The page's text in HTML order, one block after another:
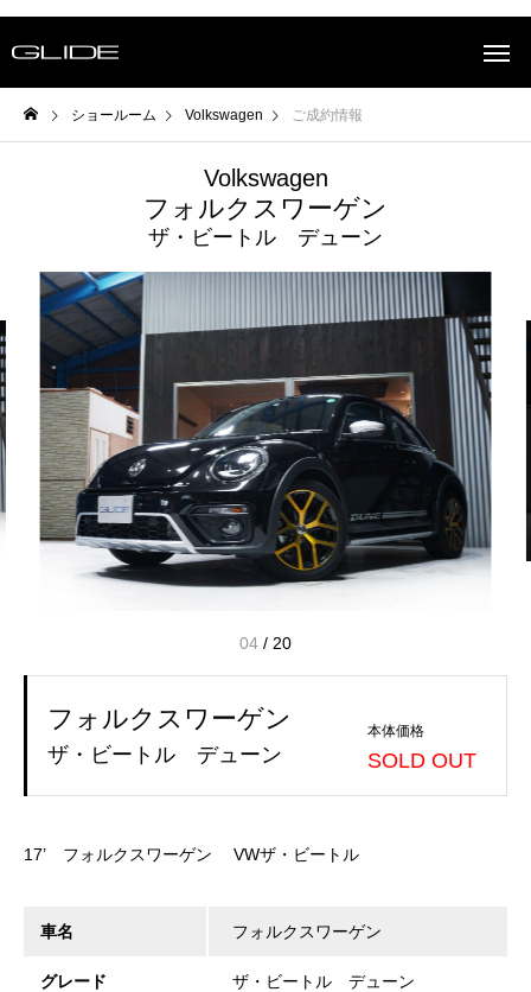
ショールーム Volkswagen ご成約情報
Volkswagen
フォルクスワーゲン
ザ・ビートル デューン
04 / 20
フォルクスワーゲン
ザ・ビートル デューン
本体価格
SOLD OUT
17’ フォルクスワーゲン VWザ・ビートル
車名 フォルクスワーゲン
グレード ザ・ビートル デューン